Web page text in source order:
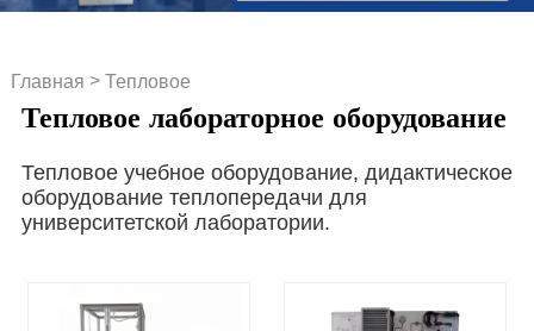
Главная > Тепловое
лабораторное
Тепловое лабораторное оборудование
Тепловое учебное оборудование, дидактическое
оборудование теплопередачи для
университетской лаборатории.